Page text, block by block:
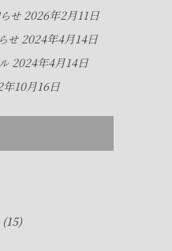
せ 2026年2月11日
せ 2024年4月14日
2024年4月14日
10月16日
(15)